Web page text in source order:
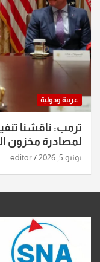
عربية ودولية
ترمب: ناقشنا
لمصادرة مخزون
يونيو 5, 2026 editor